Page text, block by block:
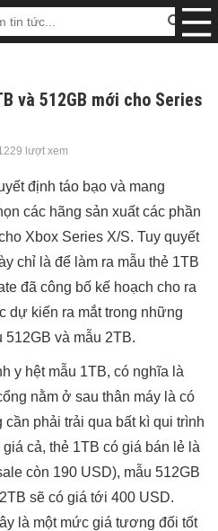
và 512GB mới cho Series
lượt xem
định táo bạo và mang
các hãng sản xuất các phần
Xbox Series X/S. Tuy quyết
chỉ là để làm ra mẫu thẻ 1TB
đã công bố kế hoạch cho ra
dự kiến ra mắt trong những
512GB và mẫu 2TB.
y hệt mẫu 1TB, có nghĩa là
nằm ở sau thân máy là có
phải trải qua bất kì qui trình
cả, thẻ 1TB có giá bán lẻ là
còn 190 USD), mẫu 512GB
sẽ có giá tới 400 USD.
là một mức giá tương đối tốt